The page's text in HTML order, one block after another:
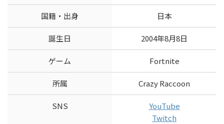
国籍・出身 日本
誕生日 2004年8月8日
ゲーム Fortnite
所属 Crazy Raccoon
SNS
YouTube
Twitch